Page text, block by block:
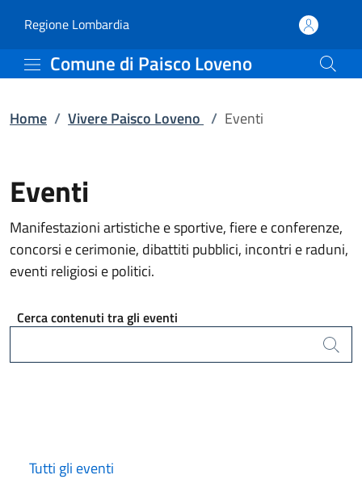
Eventi | Comune di
Regione Lombardia(apre in un'altra scheda).
Comune di Paisco Loveno
Home / Vivere Paisco Loveno / Eventi
Eventi
Manifestazioni artistiche e sportive, fiere e conferenze,
concorsi e cerimonie, dibattiti pubblici, incontri e raduni,
eventi religiosi e politici.
Cerca contenuti tra gli eventi
Cerca
Tutti gli eventi